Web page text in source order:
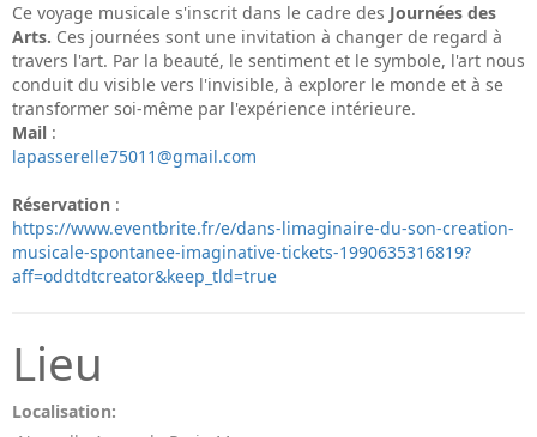
Ce voyage musicale s'inscrit dans le cadre des Journées des
Arts. Ces journées sont une invitation à changer de regard à
travers l'art. Par la beauté, le sentiment et le symbole, l'art nous
conduit du visible vers l'invisible, à explorer le monde et à se
transformer soi-même par l'expérience intérieure.
Mail :
lapasserelle75011@gmail.com
Réservation :
https://www.eventbrite.fr/e/dans-limaginaire-du-son-creation-
musicale-spontanee-imaginative-tickets-1990635316819?
aff=oddtdtcreator&keep_tld=true
Lieu
Localisation: